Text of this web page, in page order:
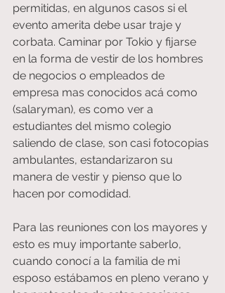
permitidas, en algunos casos si el
evento amerita debe usar traje y
corbata. Caminar por Tokio y fijarse
en la forma de vestir de los hombres
de negocios o empleados de
empresa mas conocidos acá como
(salaryman), es como ver a
estudiantes del mismo colegio
saliendo de clase, son casi fotocopias
ambulantes, estandarizaron su
manera de vestir y pienso que lo
hacen por comodidad.
Para las reuniones con los mayores y
esto es muy importante saberlo,
cuando conocí a la familia de mi
esposo estábamos en pleno verano y